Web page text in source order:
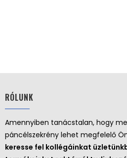
RÓLUNK
Amennyiben tanácstalan, hogy
páncélszekrény lehet megfelelő
keresse fel kollégáinkat